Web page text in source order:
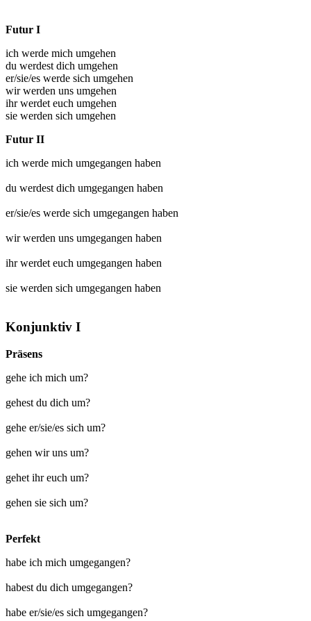
Futur I
ich werde mich umgehen
du werdest dich umgehen
er/sie/es werde sich umgehen
wir werden uns umgehen
ihr werdet euch umgehen
sie werden sich umgehen
Futur II
ich werde mich umgegangen haben
du werdest dich umgegangen haben
er/sie/es werde sich umgegangen haben
wir werden uns umgegangen haben
ihr werdet euch umgegangen haben
sie werden sich umgegangen haben
Konjunktiv I
Präsens
gehe ich mich um?
gehest du dich um?
gehe er/sie/es sich um?
gehen wir uns um?
gehet ihr euch um?
gehen sie sich um?
Perfekt
habe ich mich umgegangen?
habest du dich umgegangen?
habe er/sie/es sich umgegangen?